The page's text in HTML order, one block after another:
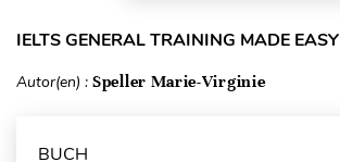
IELTS GENERAL TRAINING MADE EASY
Autor(en) : Speller Marie-Virginie
BUCH